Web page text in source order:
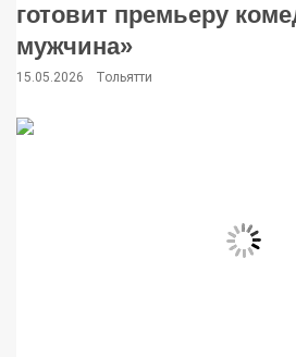
готовит премьеру
мужчина»
15.05.2026 Тольятти